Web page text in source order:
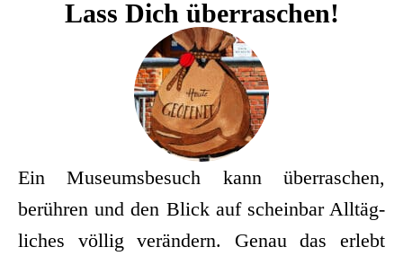
Lass Dich überraschen!
Ein Muse­ums­be­such kann über­ra­schen,
berüh­ren und den Blick auf schein­bar All­täg­
li­ches völ­lig ver­än­dern. Genau das erlebt